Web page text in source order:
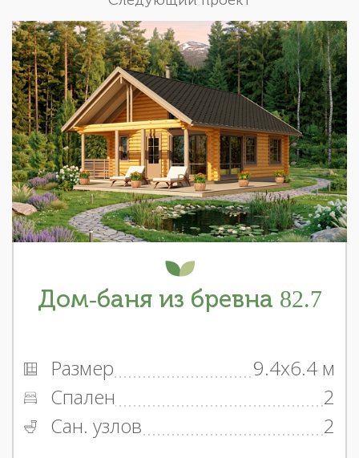
Дом-баня из бревна 82.7
Размер
9.4x6.4 м
Спален
2
Сан. узлов
2